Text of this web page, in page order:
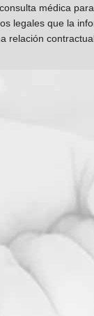
médica
legales que la
relación